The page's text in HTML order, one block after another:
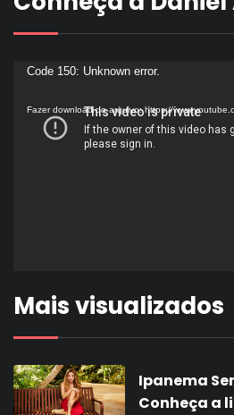
Tocador
vídeo
Code 150: Unknown error.
Fazer download do arquivo: https://
Mais visualizados
Ipanema
Conheça a